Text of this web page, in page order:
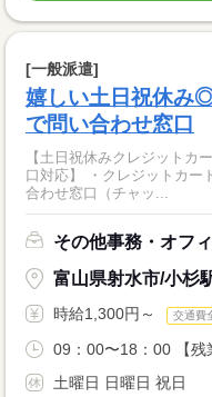
[一般派遣]
嬉しい土日祝休み
で問い合わせ窓口
【土日祝休みクレジットカ
口対応】 ・クレジットカー
合わせ窓口（チャッ...
その他事務・オフ
富山県射水市/小杉
時給1,300円～ 交通費
09：00〜18：00 【
土曜日 日曜日 祝日